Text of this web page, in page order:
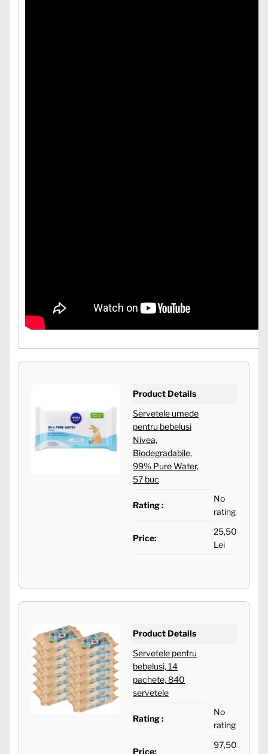
Product Details
Servetele umede
pentru bebelusi
Nivea,
Biodegradabile,
99% Pure Water,
57 buc
Rating :
No
rating
Price:
25,50
Lei
Product Details
Servetele pentru
bebelusi, 14
pachete, 840
servetele
Rating :
No
rating
Price:
97,50